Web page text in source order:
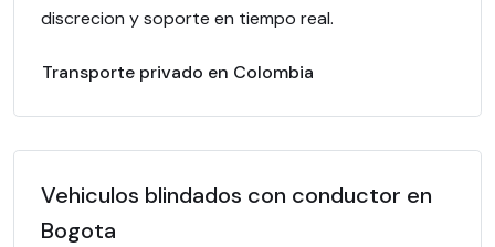
discrecion y soporte en tiempo real.
Transporte privado en Colombia
Vehiculos blindados con conductor en
Bogota